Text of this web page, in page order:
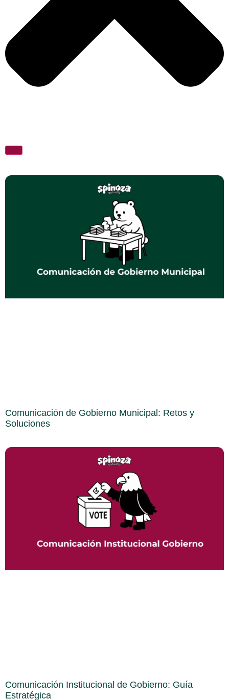
Comunicación de Gobierno Municipal: Retos y
Soluciones
Comunicación Institucional de Gobierno: Guía
Estratégica